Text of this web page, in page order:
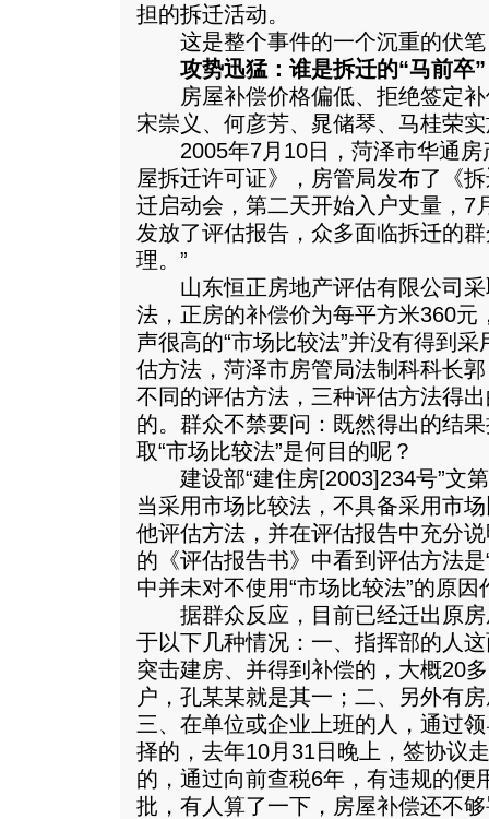
担的拆迁活动。
这是整个事件的一个沉重的伏笔
攻势迅猛：谁是拆迁的“马前卒”
房屋补偿价格偏低、拒绝签定补
宋崇义、何彦芳、晁储琴、马桂荣
2005年7月10日，菏泽市华通房
屋拆迁许可证》，房管局发布了《
迁启动会，第二天开始入户丈量，7
发放了评估报告，众多面临拆迁的
理。”
山东恒正房地产评估有限公司采
法，正房的补偿价为每平方米360元
声很高的“市场比较法”并没有得到
估方法，菏泽市房管局法制科科长
不同的评估方法，三种评估方法得
的。群众不禁要问：既然得出的结
取“市场比较法”是何目的呢？
建设部“建住房[2003]234号”文
当采用市场比较法，不具备采用市
他评估方法，并在评估报告中充分
的《评估报告书》中看到评估方法
中并未对不使用“市场比较法”的原因
据群众反应，目前已经迁出原房
于以下几种情况：一、指挥部的人
突击建房、并得到补偿的，大概20
户，孔某某就是其一；二、另外有
三、在单位或企业上班的人，通过
择的，去年10月31日晚上，签协议
的，通过向前查税6年，有违规的便
批，有人算了一下，房屋补偿还不